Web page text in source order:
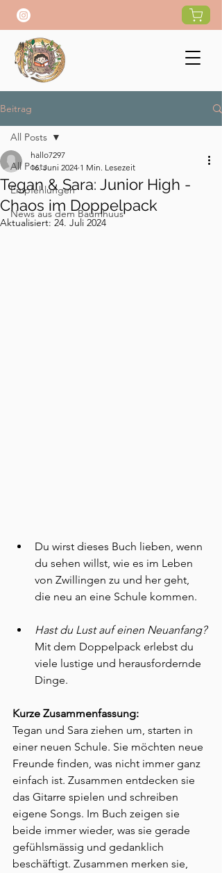
Beitrag
All Posts
Empfehlungen
News aus dem Baumhuus
All Posts
Tegan & Sara: Junior High -
Chaos im Doppelpack
hallo7297
16. Juni 2024 1 Min. Lesezeit
Aktualisiert: 24. Juli 2024
Du wirst dieses Buch lieben, wenn
du sehen willst, wie es im Leben
von Zwillingen zu und her geht,
die neu an eine Schule kommen.
Hast du Lust auf einen Neuanfang?
Mit dem Doppelpack erlebst du
viele lustige und herausfordernde
Dinge.
Kurze Zusammenfassung:
Tegan und Sara ziehen um, starten in
einer neuen Schule. Sie möchten neue
Freunde finden, was nicht immer ganz
einfach ist. Zusammen entdecken sie
das Gitarre spielen und schreiben
eigene Songs. Im Buch zeigen sie
beide immer wieder, was sie gerade
gefühlsmässig und gedanklich
beschäftigt. Zusammen merken sie,